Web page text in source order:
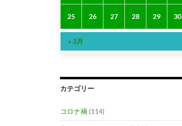
25 26 27 28 29 30
« 3月
カテゴリー
コロナ禍 (114)